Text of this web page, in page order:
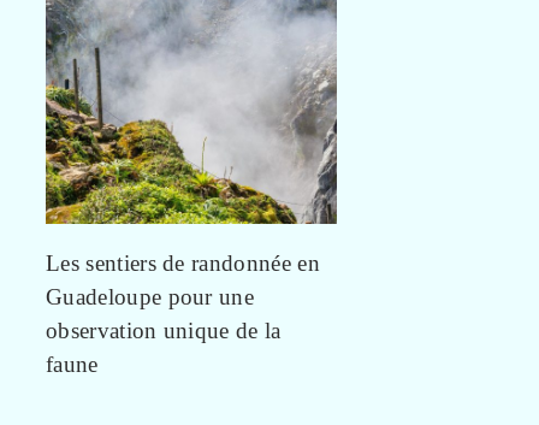
Les sentiers de randonnée en
Guadeloupe pour une
observation unique de la
faune